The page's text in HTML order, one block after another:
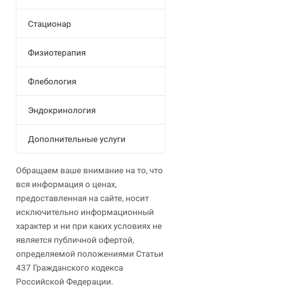
Стационар
Физиотерапия
Флебология
Эндокринология
Дополнительные услуги
Обращаем ваше внимание на то, что
вся информация о ценах,
предоставленная на сайте, носит
исключительно информационный
характер и ни при каких условиях не
является публичной офертой,
определяемой положениями Статьи
437 Гражданского кодекса
Российской Федерации.